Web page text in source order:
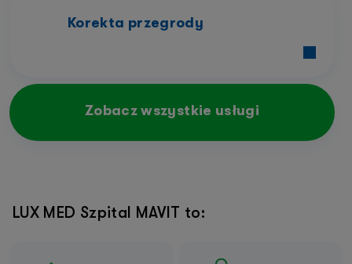
Korekta przegrody
Zobacz wszystkie usługi
LUX MED Szpital MAVIT to: